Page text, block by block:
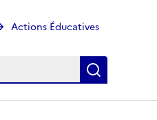
Actions Éducatives